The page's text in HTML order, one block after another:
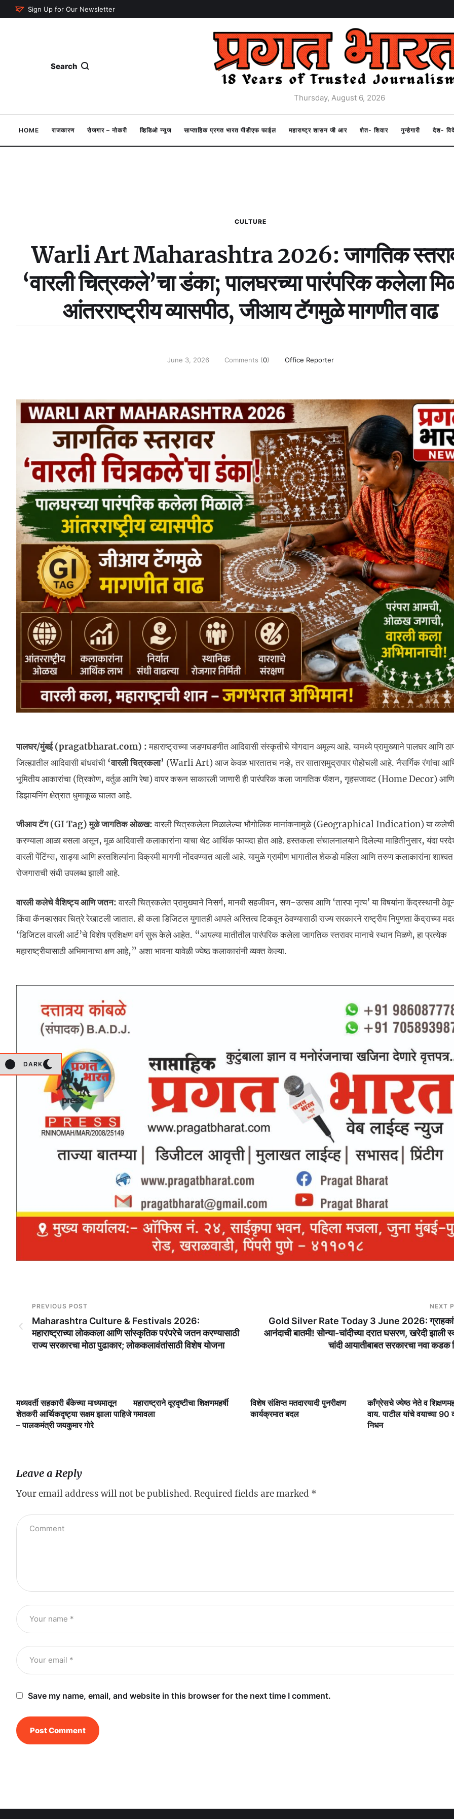
Sign Up for Our Newsletter
Search
Thursday, August 6, 2026
DARK
HOME राजकारण रोजगार – नोकरी व्हिडिओ न्यूज साप्ताहिक प्रगत भारत पीडीएफ फाईल महाराष्ट्र शासन जी आर शेत- शिवार गुन्हेगारी देश-
CULTURE
Warli Art Maharashtra 2026: जागतिक
‘वारली चित्रकले’चा डंका; पालघरच्या पारंपरिक कलेला
आंतरराष्ट्रीय व्यासपीठ, जीआय टॅगमुळे मागणीत वाढ
June 3, 2026 Comments (0) Office Reporter
पालघर/मुंबई (pragatbharat.com) :महाराष्ट्राच्या जडणघडणीत आदिवासी संस्कृतीचे योगदान अमूल्य आहे. यामध्ये प्रामुख्याने पालघर आणि
जिल्ह्यातील आदिवासी बांधवांची ‘वारली चित्रकला’ (Warli Art) आज केवळ भारतातच नव्हे, तर सातासमुद्रापार पोहोचली आहे. नैसर्गिक रंगांचा
भूमितीय आकारांचा (त्रिकोण, वर्तुळ आणि रेषा) वापर करून साकारली जाणारी ही पारंपरिक कला जागतिक फॅशन, गृहसजावट (Home Decor) आणि
डिझायनिंग क्षेत्रात धुमाकूळ घालत आहे.
जीआय टॅग (GI Tag) मुळे जागतिक ओळख:वारली चित्रकलेला मिळालेल्या भौगोलिक मानांकनामुळे (Geographical Indication) या
करण्याला आळा बसला असून, मूळ आदिवासी कलाकारांना याचा थेट आर्थिक फायदा होत आहे. हस्तकला संचालनालयाने दिलेल्या माहितीनुसार, यंदा
वारली पेंटिंग्स, साड्या आणि हस्तशिल्पांना विक्रमी मागणी नोंदवण्यात आली आहे. यामुळे ग्रामीण भागातील शेकडो महिला आणि तरुण कलाकारांना शाश्वत
रोजगाराची संधी उपलब्ध झाली आहे.
वारली कलेचे वैशिष्ट्य आणि जतन:वारली चित्रकलेत प्रामुख्याने निसर्ग, मानवी सहजीवन, सण-उत्सव आणि ‘तारपा नृत्य’ या विषयांना केंद्रस्थानी
किंवा कॅनव्हासवर चित्रे रेखाटली जातात. ही कला डिजिटल युगातही आपले अस्तित्व टिकवून ठेवण्यासाठी राज्य सरकारने राष्ट्रीय निपुणता केंद्राच्या
‘डिजिटल वारली आर्ट’चे विशेष प्रशिक्षण वर्ग सुरू केले आहेत. “आपल्या मातीतील पारंपरिक कलेला जागतिक स्तरावर मानाचे स्थान मिळणे, हा प्रत्येक
महाराष्ट्रीयासाठी अभिमानाचा क्षण आहे,” अशा भावना यावेळी ज्येष्ठ कलाकारांनी व्यक्त केल्या.
PREVIOUS POST
Maharashtra Culture & Festivals 2026:
महाराष्ट्राच्या लोककला आणि सांस्कृतिक परंपरेचे जतन करण्यासाठी
राज्य सरकारचा मोठा पुढाकार; लोककलावंतांसाठी विशेष योजना
NEXT
Gold Silver Rate Today 3 June 2026:
आनंदाची बातमी! सोन्या-चांदीच्या दरात घसरण, खरेदी झाली
चांदी आयातीबाबत सरकारचा नवा कडक
मध्यवर्ती सहकारी बँकेच्या माध्यमातून
शेतकरी आर्थिकदृष्ट्या सक्षम झाला पाहिजे
– पालकमंत्री जयकुमार गोरे
महाराष्ट्राने दूरदृष्टीचा शिक्षणमहर्षी
गमावला
विशेष संक्षिप्त मतदारयादी पुनरीक्षण
कार्यक्रमात बदल
काँग्रेसचे ज्येष्ठ नेते व
वाय. पाटील यांचे वयाच्या 90
निधन
Leave a Reply
Your email address will not be published. Required fields are marked *
Save my name, email, and website in this browser for the next time I comment.